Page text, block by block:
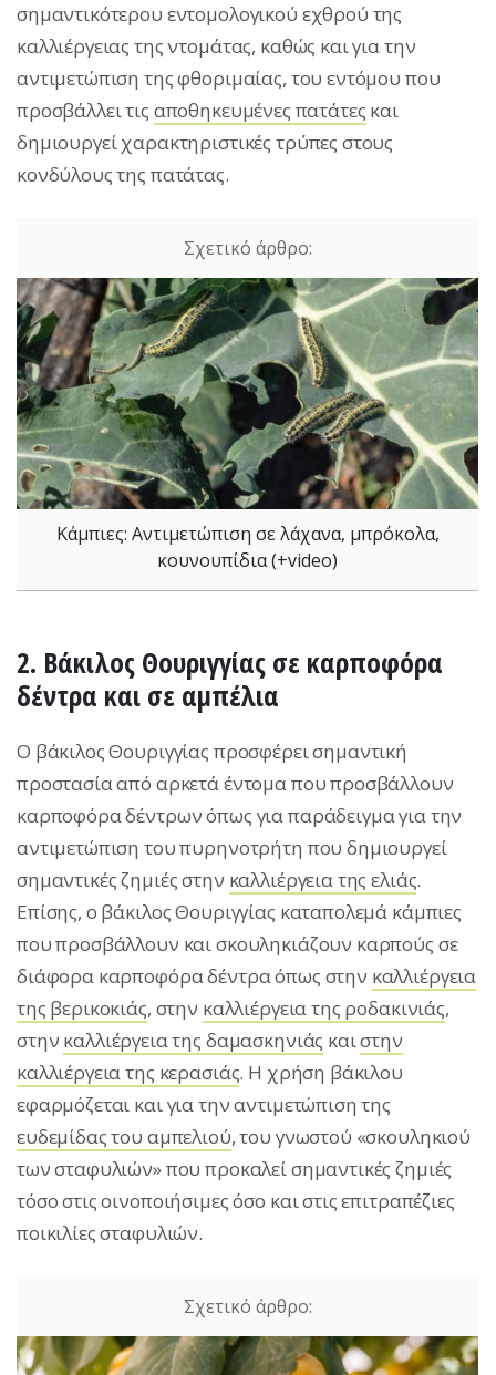
σημαντικότερου εντομολογικού εχθρού της
καλλιέργειας της ντομάτας, καθώς και για την
αντιμετώπιση της φθοριμαίας, του εντόμου που
προσβάλλει τις αποθηκευμένες πατάτες και
δημιουργεί χαρακτηριστικές τρύπες στους
κονδύλους της πατάτας.
Κάμπιες: Αντιμετώπιση σε λάχανα, μπρόκολα,
κουνουπίδια (+video)
2. Βάκιλος Θουριγγίας σε καρποφόρα
δέντρα και σε αμπέλια
Ο βάκιλος Θουριγγίας προσφέρει σημαντική
προστασία από αρκετά έντομα που προσβάλλουν
καρποφόρα δέντρων όπως για παράδειγμα για την
αντιμετώπιση του πυρηνοτρήτη που δημιουργεί
σημαντικές ζημιές στην καλλιέργεια της ελιάς.
Επίσης, ο βάκιλος Θουριγγίας καταπολεμά κάμπιες
που προσβάλλουν και σκουληκιάζουν καρπούς σε
διάφορα καρποφόρα δέντρα όπως στην καλλιέργεια
της βερικοκιάς, στην καλλιέργεια της ροδακινιάς,
στην καλλιέργεια της δαμασκηνιάς καιστην
καλλιέργεια της κερασιάς. Η χρήση βάκιλου
εφαρμόζεται και για την αντιμετώπιση της
ευδεμίδας του αμπελιού, του γνωστού «σκουληκιού
των σταφυλιών» που προκαλεί σημαντικές ζημιές
τόσο στις οινοποιήσιμες όσο και στις επιτραπέζιες
ποικιλίες σταφυλιών.